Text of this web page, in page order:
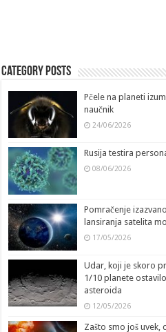
Category Posts
Pčele na planeti
naučnik
24/06/2026
Rusija testira
08/06/2026
Pomračenje
lansiranja satelita
17/05/2026
Udar, koji je skoro
1/10 planete
asteroida
12/05/2026
Zašto smo još uvek,